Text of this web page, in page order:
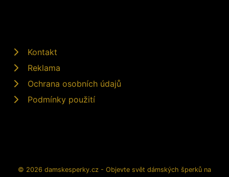
Kontakt
Reklama
Ochrana osobních údajů
Podmínky použití
© 2026 damskesperky.cz - Objevte svět dámských šperků na